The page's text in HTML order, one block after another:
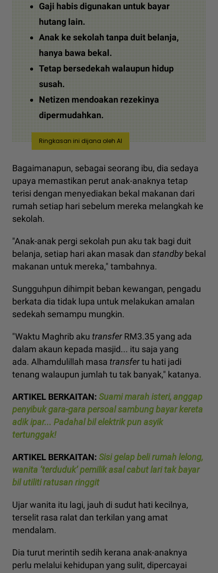
Gaji habis digunakan untuk bayar
hutang lain.
Anak ke sekolah tanpa duit belanja,
hanya bawa bekal.
Tetap bersedekah walaupun hidup
susah.
Netizen mendoakan rezekinya
dipermudahkan.
Ringkasan ini dijana oleh AI
Bagaimanapun, sebagai seorang ibu, dia sedaya
upaya memastikan perut anak-anaknya tetap
terisi dengan menyediakan bekal makanan dari
rumah setiap hari sebelum mereka melangkah ke
sekolah.
"Anak-anak pergi sekolah pun aku tak bagi duit
belanja, setiap hari akan masak dan standbybekal
makanan untuk mereka," tambahnya.
Sungguhpun dihimpit beban kewangan, pengadu
berkata dia tidak lupa untuk melakukan amalan
sedekah semampu mungkin.
"Waktu Maghrib aku transferRM3.35 yang ada
dalam akaun kepada masjid... itu saja yang
ada. Alhamdulillah masa transfertu hati jadi
tenang walaupun jumlah tu tak banyak," katanya.
ARTIKEL BERKAITAN: Suami marah isteri, anggap
penyibuk gara-gara persoal sambung bayar kereta
adik ipar... Padahal bil elektrik pun asyik
tertunggak!
ARTIKEL BERKAITAN: Sisi gelap beli rumah lelong,
wanita ‘terduduk’ pemilik asal cabut lari tak bayar
bil utiliti ratusan ringgit
Ujar wanita itu lagi, jauh di sudut hati kecilnya,
terselit rasa ralat dan terkilan yang amat
mendalam.
Dia turut merintih sedih kerana anak-anaknya
perlu melalui kehidupan yang sulit, dipercayai